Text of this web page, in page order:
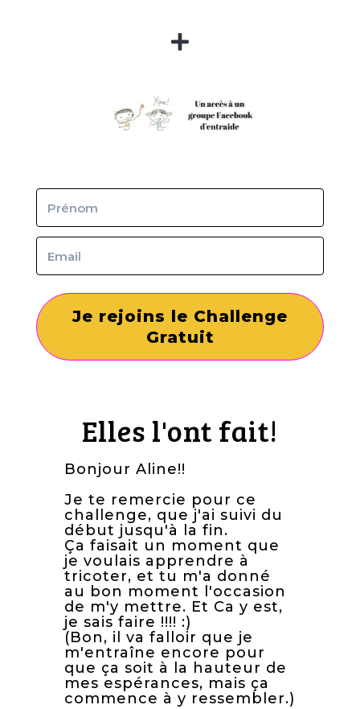
Je rejoins le Challenge
Gratuit
Elles l'ont fait!
Bonjour Aline!!
Je te remercie pour ce
challenge, que j'ai suivi du
début jusqu'à la fin.
Ça faisait un moment que
je voulais apprendre à
tricoter, et tu m'a donné
au bon moment l'occasion
de m'y mettre. Et Ca y est,
je sais faire !!!! :)
(Bon, il va falloir que je
m'entraîne encore pour
que ça soit à la hauteur de
mes espérances, mais ça
commence à y ressembler.)